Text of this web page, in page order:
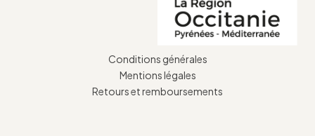
Conditions générales
Mentions légales
Retours et remboursements